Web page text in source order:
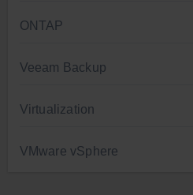
ONTAP
Veeam Backup
Virtualization
VMware vSphere